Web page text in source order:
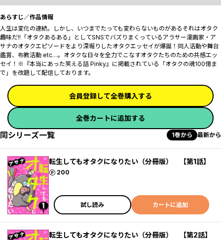
あらすじ／作品情報
人生は変化の連続。しかし、いつまでたっても変わらないものがある――それはオタク
趣味だ!!「オタクあるある」としてSNSでバズりまくっているアラサー漫画家・ア
サナのオタクエピソードをより深堀りしたオタクエッセイが爆誕！同人活動や舞台
鑑賞、布教活動 etc…。オタクな日々を全力でこなすオタクたちのための共感エッ
セイ！※『本当にあった笑える話 Pinky』に掲載されている「オタクの魂100億ま
で」を改題して配信しております。
会員登録して全巻購入する
全巻カートに追加する
同シリーズ一覧 1巻から 最新から
転生してもオタクになりたい（分冊版） 【第1話】
200
ポイント
試し読み カートに追加
転生してもオタクになりたい（分冊版） 【第2話】